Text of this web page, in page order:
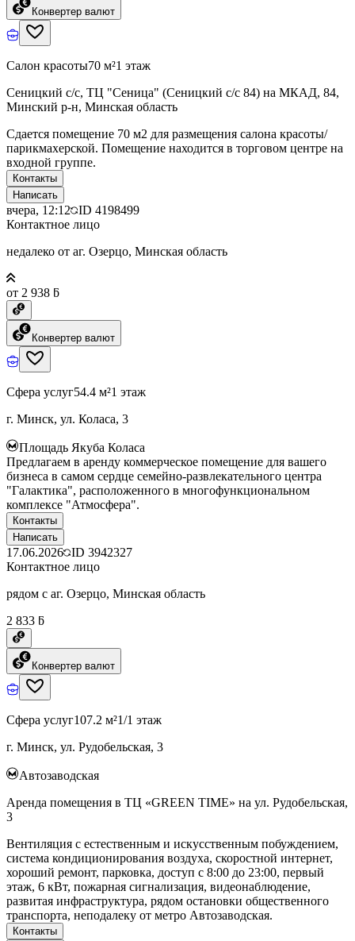
Конвертер валют
Салон красоты70 м²1 этаж
Сеницкий с/с, ТЦ "Сеница" (Сеницкий с/c 84) на МКАД, 84,
Минский р-н, Минская область
Сдается помещение 70 м2 для размещения салона красоты/
парикмахерской. Помещение находится в торговом центре на
входной группе.
Контакты
Написать
вчера, 12:12 ID 4198499
Контактное лицо
недалеко от аг. Озерцо, Минская область
от 2 938 ƃ
Конвертер валют
Сфера услуг54.4 м²1 этаж
г. Минск, ул. Коласа, 3
Площадь Якуба Коласа
Предлагаем в аренду коммерческое помещение для вашего
бизнеса в самом сердце семейно-развлекательного центра
"Галактика", расположенного в многофункциональном
комплексе "Атмосфера".
Контакты
Написать
17.06.2026 ID 3942327
Контактное лицо
рядом с аг. Озерцо, Минская область
2 833 ƃ
Конвертер валют
Сфера услуг107.2 м²1/1 этаж
г. Минск, ул. Рудобельская, 3
Автозаводская
Аренда помещения в ТЦ «GREEN TIME» на ул. Рудобельская,
3
Вентиляция с естественным и искусственным побуждением,
система кондиционирования воздуха, скоростной интернет,
хороший ремонт, парковка, доступ с 8:00 до 23:00, первый
этаж, 6 кВт, пожарная сигнализация, видеонаблюдение,
развитая инфраструктура, рядом остановки общественного
транспорта, неподалеку от метро Автозаводская.
Контакты